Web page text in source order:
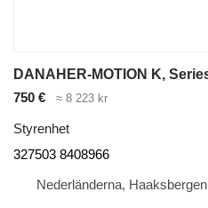
750 € ≈ 8 223 kr
Styrenhet
327503 8408966
Nederländerna, Haaksbergen